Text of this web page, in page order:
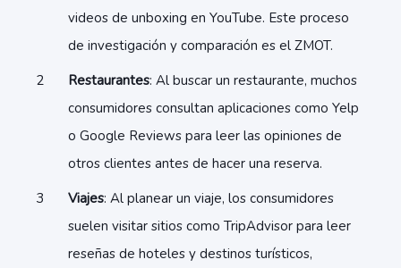
videos de unboxing en YouTube. Este proceso
de investigación y comparación es el ZMOT.
Restaurantes: Al buscar un restaurante, muchos
consumidores consultan aplicaciones como Yelp
o Google Reviews para leer las opiniones de
otros clientes antes de hacer una reserva.
Viajes: Al planear un viaje, los consumidores
suelen visitar sitios como TripAdvisor para leer
reseñas de hoteles y destinos turísticos,